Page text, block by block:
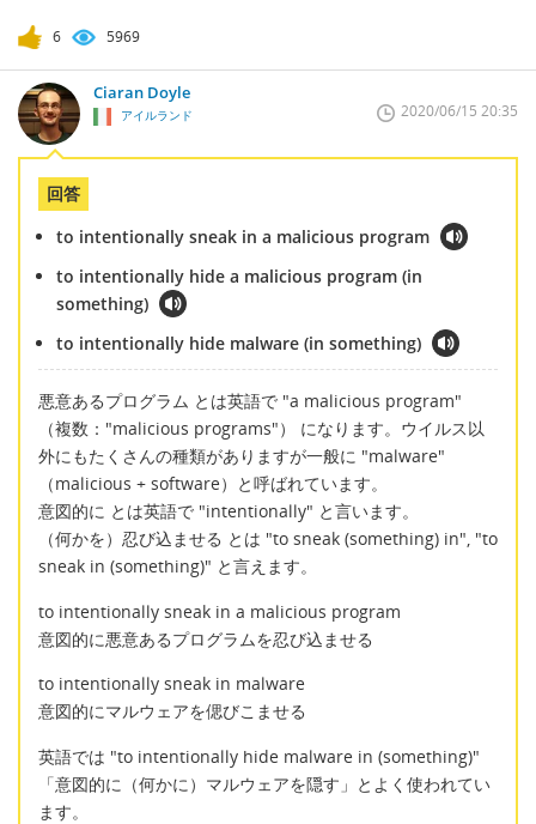
6 5969
Ciaran Doyle
アイルランド 2020/06/15 20:35
回答
to intentionally sneak in a malicious program
to intentionally hide a malicious program (in
something)
to intentionally hide malware (in something)
悪意あるプログラム とは英語で "a malicious program"
（複数："malicious programs"） になります。ウイルス以
外にもたくさんの種類がありますが一般に "malware"
（malicious + software）と呼ばれています。
意図的に とは英語で "intentionally" と言います。
（何かを）忍び込ませる とは "to sneak (something) in", "to
sneak in (something)" と言えます。
to intentionally sneak in a malicious program
意図的に悪意あるプログラムを忍び込ませる
to intentionally sneak in malware
意図的にマルウェアを偲びこませる
英語では "to intentionally hide malware in (something)"
「意図的に（何かに）マルウェアを隠す」とよく使われてい
ます。